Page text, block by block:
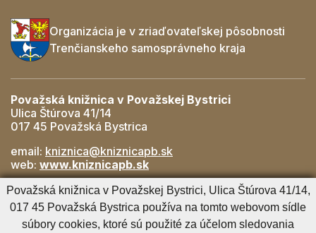
Organizácia je v zriaďovateľskej pôsobnosti
Trenčianskeho samosprávneho kraja
Považská knižnica v Považskej Bystrici
Ulica Štúrova 41/14
017 45 Považská Bystrica
email: kniznica@kniznicapb.sk
web: www.kniznicapb.sk
Pobočky
Rozkvet- 042/432 56 59, rozkvet@kniznicapb.sk
SNP - 0901 918 843, snp@kniznicapb.sk
Považská knižnica v Považskej Bystrici, Ulica Štúrova 41/14,
017 45 Považská Bystrica používa na tomto webovom sídle
súbory cookies, ktoré sú použité za účelom sledovania